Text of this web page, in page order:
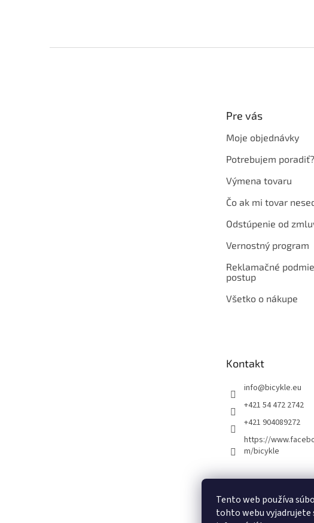
Tento web používa
tohto webu vyjadrujete
Pre vás
Moje objednávky
Potrebujem poradiť?
Výmena tovaru
Čo ak mi tovar
Odstúpenie od
Vernostný program
Reklamačné
postup
Všetko o nákupe
Kontakt
info@bicykle.eu
+421 54 472 2742
+421 904089272
https://
m/bicykle